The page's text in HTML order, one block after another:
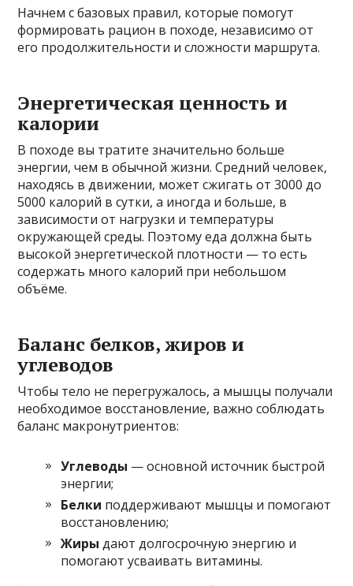
Начнем с базовых правил, которые помогут
формировать рацион в походе, независимо от
его продолжительности и сложности маршрута.
Энергетическая ценность и
калории
В походе вы тратите значительно больше
энергии, чем в обычной жизни. Средний человек,
находясь в движении, может сжигать от 3000 до
5000 калорий в сутки, а иногда и больше, в
зависимости от нагрузки и температуры
окружающей среды. Поэтому еда должна быть
высокой энергетической плотности — то есть
содержать много калорий при небольшом
объёме.
Баланс белков, жиров и
углеводов
Чтобы тело не перегружалось, а мышцы получали
необходимое восстановление, важно соблюдать
баланс макронутриентов:
Углеводы — основной источник быстрой
энергии;
Белки поддерживают мышцы и помогают
восстановлению;
Жиры дают долгосрочную энергию и
помогают усваивать витамины.